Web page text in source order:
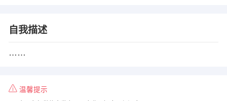
自我描述
……
温馨提示